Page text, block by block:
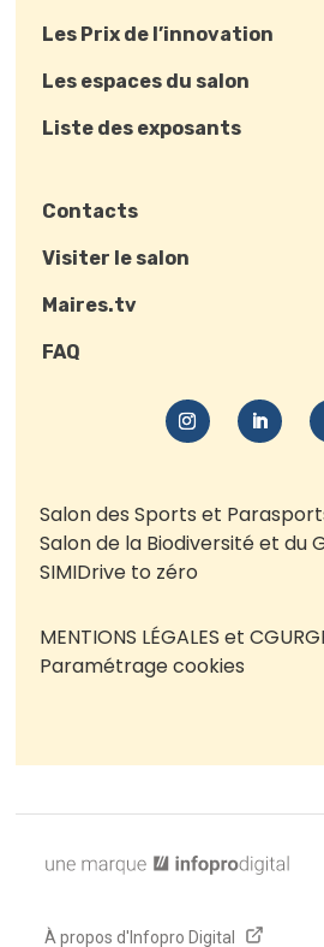
Les Prix de l’innovation
Les espaces du salon
Liste des exposants
Contacts
Visiter le salon
Maires.tv
FAQ
Salon des Sports et
Salon de la Biodiversité et du
SIMIDrive to zéro
MENTIONS LÉGALES et CGU
Paramétrage cookies